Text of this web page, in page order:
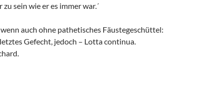
sein wie er es immer war.´
auch ohne pathetisches Fäustegeschüttel:
Gefecht, jedoch – Lotta continua.